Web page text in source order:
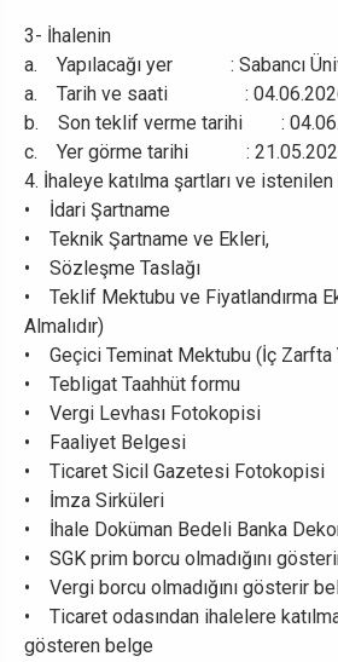
3- İhalenin
a. Yapılacağı yer : Sabancı
a. Tarih ve saati : 04.06.2026
b. Son teklif verme tarihi :
c. Yer görme tarihi : 21.05.2026
4. İhaleye katılma şartları ve
• İdari Şartname
• Teknik Şartname ve Ekleri,
• Sözleşme Taslağı
• Teklif Mektubu ve Fiyatlandırma
Almalıdır)
• Geçici Teminat Mektubu (İç Zarfta
• Tebligat Taahhüt formu
• Vergi Levhası Fotokopisi
• Faaliyet Belgesi
• Ticaret Sicil Gazetesi Fotokopisi
• İmza Sirküleri
• İhale Doküman Bedeli Banka
• SGK prim borcu olmadığını
• Vergi borcu olmadığını gösterir
• Ticaret odasından ihalelere
gösteren belge